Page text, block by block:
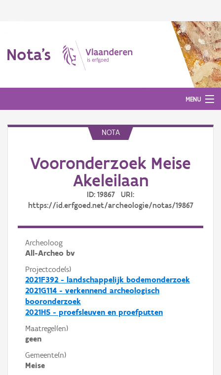
Nota's
MENU
Aanmelden
NOTA
Vooronderzoek Meise
Akeleilaan
ID: 19867 URI:
https://id.erfgoed.net/archeologie/notas/19867
Archeoloog
All-Archeo bv
Projectcode(s)
2021F392 - landschappelijk bodemonderzoek
2021G114 - verkennend archeologisch
booronderzoek
2021H5 - proefsleuven en proefputten
Maatregel(en)
geen
Gemeente(n)
Meise